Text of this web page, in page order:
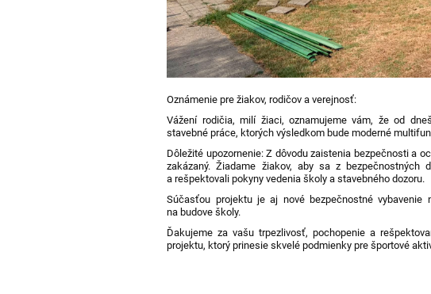
Oznámenie pre žiakov, rodičov a verejnosť:
Vážení rodičia, milí žiaci, oznamujeme vám, že od
stavebné práce, ktorých výsledkom bude moderné
Dôležité upozornenie: Z dôvodu zaistenia bezpečnosti a
zakázaný. Žiadame žiakov, aby sa z bezpečnostných
a rešpektovali pokyny vedenia školy a stavebného dozoru.
Súčasťou projektu je aj nové bezpečnostné vybavenie
na budove školy.
Ďakujeme za vašu trpezlivosť, pochopenie a
projektu, ktorý prinesie skvelé podmienky pre športové